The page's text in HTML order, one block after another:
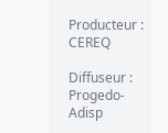
Producteur :
CEREQ
Diffuseur :
Progedo-
Adisp